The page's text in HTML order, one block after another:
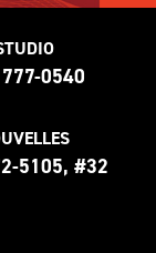
0540
5105, #32